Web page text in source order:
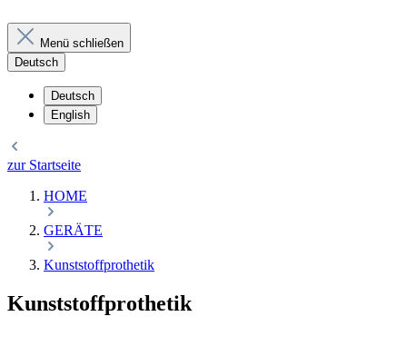
Menü schließen
Deutsch
Deutsch
English
zur Startseite
HOME
GERÄTE
Kunststoffprothetik
Kunststoffprothetik